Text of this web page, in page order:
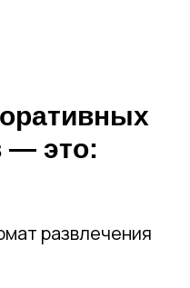
— это:
развлечения